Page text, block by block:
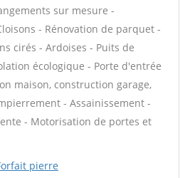
sur mesure -
- Rénovation de parquet -
cirés - Ardoises - Puits de
écologique - Porte d'entrée
maison, construction garage,
- Assainissement -
- Motorisation de portes et
pierre